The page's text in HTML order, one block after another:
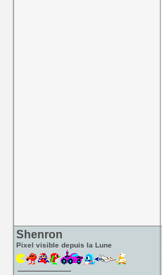
Shenron
Pixel visible depuis la Lune